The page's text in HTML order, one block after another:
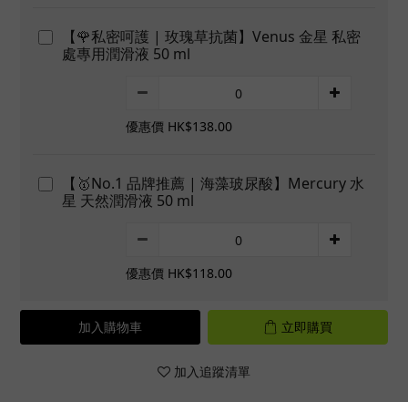
【🌹私密呵護 | 玫瑰草抗菌】Venus 金星 私密
處專用潤滑液 50 ml
優惠價 HK$138.00
【🥇No.1 品牌推薦 | 海藻玻尿酸】Mercury 水
星 天然潤滑液 50 ml
優惠價 HK$118.00
加入購物車 立即購買
加入追蹤清單